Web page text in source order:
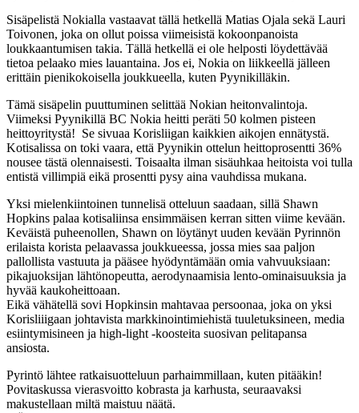
Sisäpelistä Nokialla vastaavat tällä hetkellä Matias Ojala sekä Lauri
Toivonen, joka on ollut poissa viimeisistä kokoonpanoista
loukkaantumisen takia. Tällä hetkellä ei ole helposti löydettävää
tietoa pelaako mies lauantaina. Jos ei, Nokia on liikkeellä jälleen
erittäin pienikokoisella joukkueella, kuten Pyynikilläkin.
Tämä sisäpelin puuttuminen selittää Nokian heitonvalintoja.
Viimeksi Pyynikillä BC Nokia heitti peräti 50 kolmen pisteen
heittoyritystä! Se sivuaa Korisliigan kaikkien aikojen ennätystä.
Kotisalissa on toki vaara, että Pyynikin ottelun heittoprosentti 36%
nousee tästä olennaisesti. Toisaalta ilman sisäuhkaa heitoista voi tulla
entistä villimpiä eikä prosentti pysy aina vauhdissa mukana.
Yksi mielenkiintoinen tunnelisä otteluun saadaan, sillä Shawn
Hopkins palaa kotisaliinsa ensimmäisen kerran sitten viime kevään.
Keväistä puheenollen, Shawn on löytänyt uuden kevään Pyrinnön
erilaista korista pelaavassa joukkueessa, jossa mies saa paljon
pallollista vastuuta ja pääsee hyödyntämään omia vahvuuksiaan:
pikajuoksijan lähtönopeutta, aerodynaamisia lento-ominaisuuksia ja
hyvää kaukoheittoaan.
Eikä vähätellä sovi Hopkinsin mahtavaa persoonaa, joka on yksi
Korisliiigaan johtavista markkinointimiehistä tuuletuksineen, media
esiintymisineen ja high-light -koosteita suosivan pelitapansa
ansiosta.
Pyrintö lähtee ratkaisuotteluun parhaimmillaan, kuten pitääkin!
Povitaskussa vierasvoitto kobrasta ja karhusta, seuraavaksi
makustellaan miltä maistuu näätä.